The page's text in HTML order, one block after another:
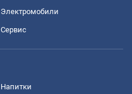
Электромобили
Сервис
Напитки